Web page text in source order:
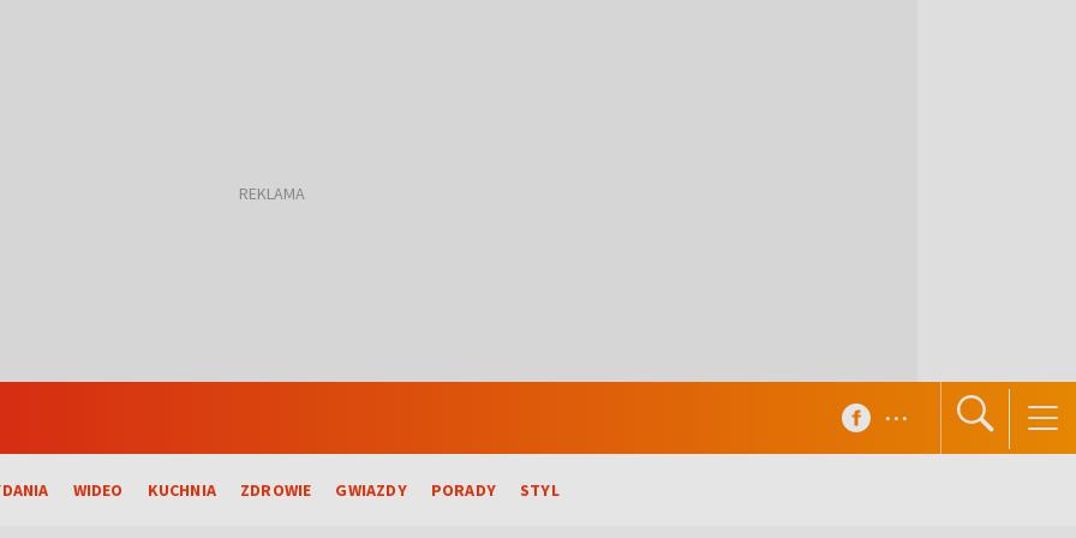
WIDEO KUCHNIA ZDROWIE GWIAZDY PORADY STYL
...